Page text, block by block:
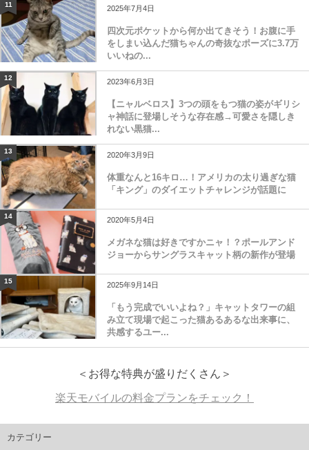
11 2025年7月4日
四次元ポケットから何か出てきそう！お腹に手
をしまい込んだ猫ちゃんの奇抜なポーズに3.7万
いいねの...
12 2023年6月3日
【ニャルベロス】3つの頭をもつ猫の姿がギリシ
ャ神話に登場しそうな存在感→可愛さを隠しき
れない黒猫...
13 2020年3月9日
体重なんと16キロ…！アメリカの太り過ぎな猫
「キング」のダイエットチャレンジが話題に
14 2020年5月4日
メガネな猫は好きですかニャ！？ポールアンド
ジョーからサングラスキャット柄の新作が登場
15 2025年9月14日
「もう完成でいいよね？」キャットタワーの組
み立て現場で起こった猫あるあるな出来事に、
共感するユー...
＜お得な特典が盛りだくさん＞
楽天モバイルの料金プランをチェック！
カテゴリー